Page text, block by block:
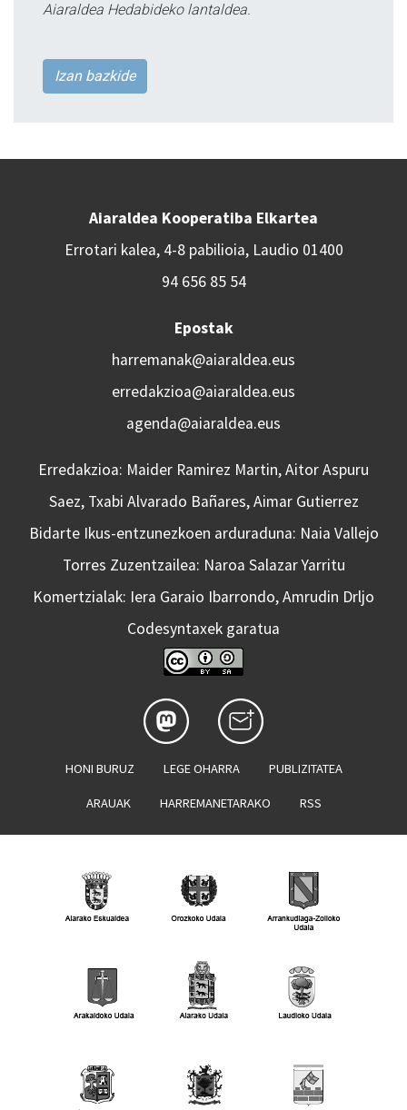
Aiaraldea Hedabideko lantaldea.
Izan bazkide
Aiaraldea Kooperatiba Elkartea
Errotari kalea, 4-8 pabilioia, Laudio 01400
94 656 85 54
Epostak
harremanak@aiaraldea.eus
erredakzioa@aiaraldea.eus
agenda@aiaraldea.eus
Erredakzioa: Maider Ramirez Martin, Aitor Aspuru
Saez, Txabi Alvarado Bañares, Aimar Gutierrez
Bidarte Ikus-entzunezkoen arduraduna: Naia Vallejo
Torres Zuzentzailea: Naroa Salazar Yarritu
Komertzialak: Iera Garaio Ibarrondo, Amrudin Drljo
Codesyntaxek garatua
HONI BURUZ LEGE OHARRA PUBLIZITATEA
ARAUAK HARREMANETARAKO RSS